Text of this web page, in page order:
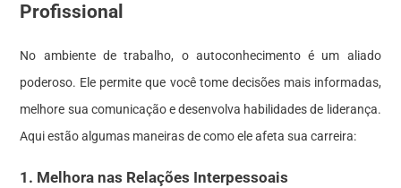
Profissional
No ambiente de trabalho, o autoconhecimento é um aliado
poderoso. Ele permite que você tome decisões mais informadas,
melhore sua comunicação e desenvolva habilidades de liderança.
Aqui estão algumas maneiras de como ele afeta sua carreira:
1. Melhora nas Relações Interpessoais